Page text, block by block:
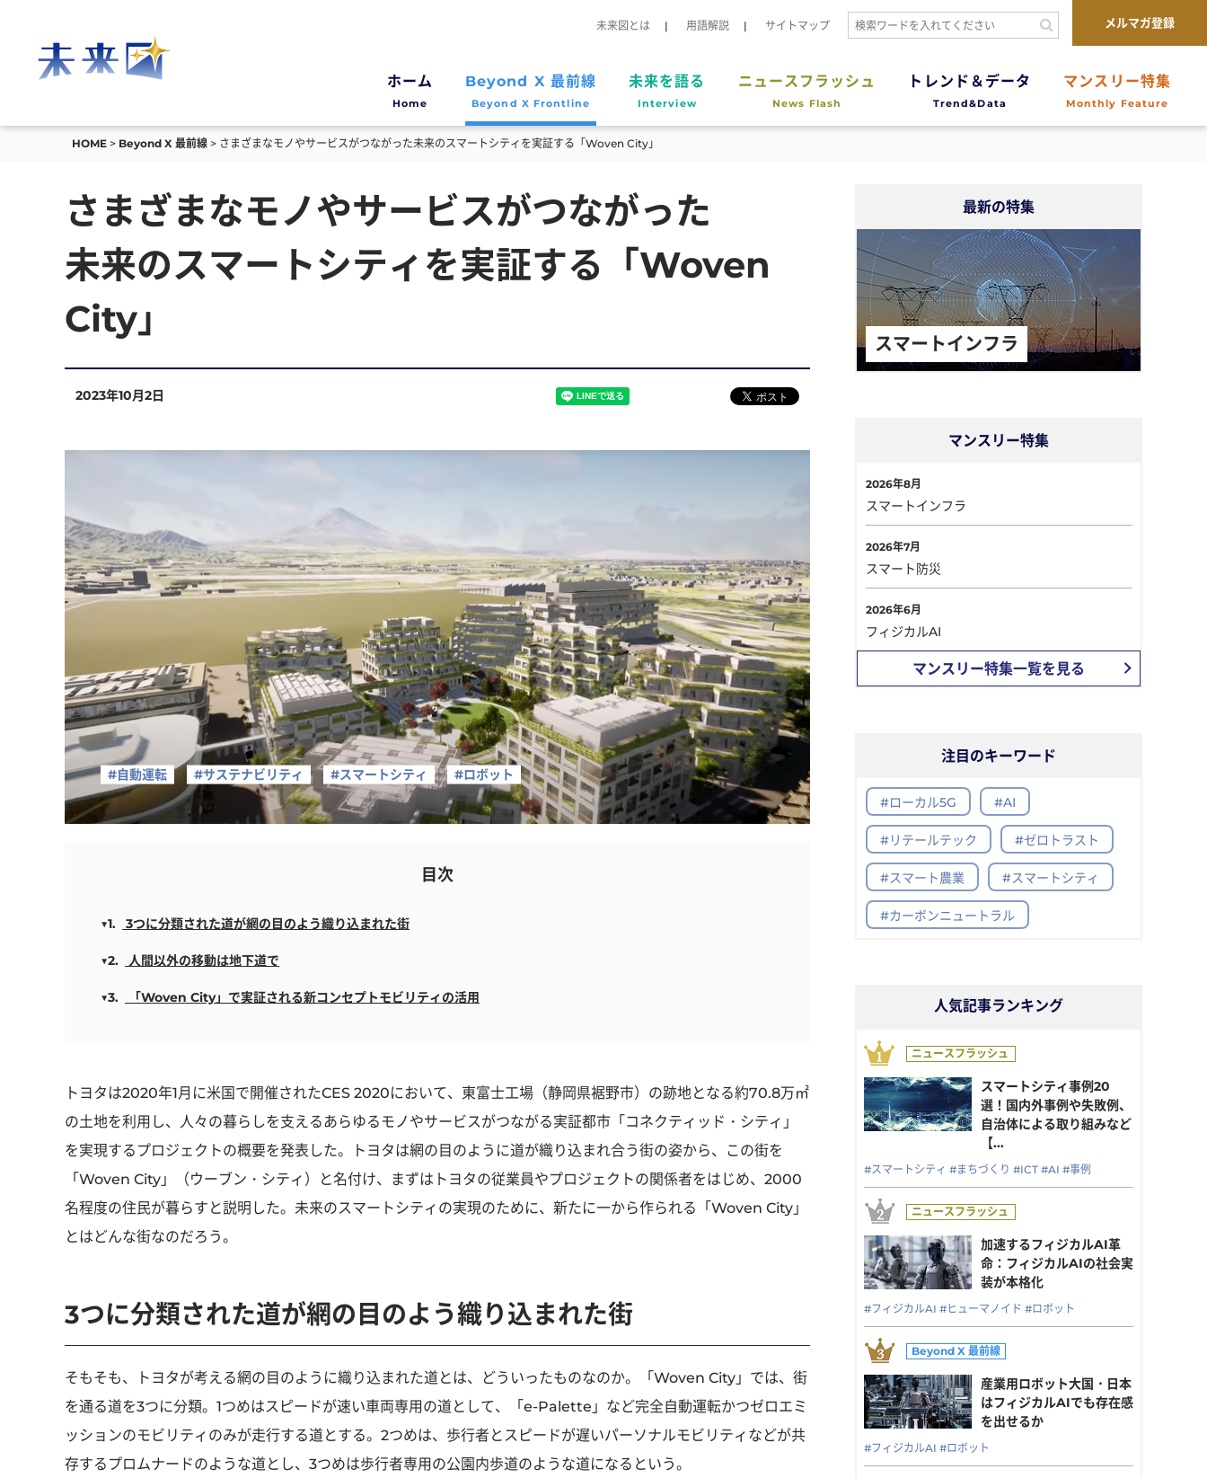
未来図とは 用語解説 サイトマップ メルマガ登録
ホーム
Home
Beyond X 最前線
Beyond X Frontline
未来を語る
Interview
ニュースフラッシュ
News Flash
トレンド＆データ
Trend&Data
マンスリー特集
Monthly Feature
HOME Beyond X 最前線 さまざまなモノやサービスがつながった未来のスマートシティを実証する「Woven City」
さまざまなモノやサービスがつながった
未来のスマートシティを実証する「Woven
City」
2023年10月2日
#自動運転 #サステナビリティ #スマートシティ #ロボット
目次
3つに分類された道が網の目のよう織り込まれた街
人間以外の移動は地下道で
「Woven City」で実証される新コンセプトモビリティの活用
トヨタは2020年1月に米国で開催されたCES 2020において、東富士工場（静岡県裾野市）の跡地となる約70.8万㎡
の土地を利用し、人々の暮らしを支えるあらゆるモノやサービスがつながる実証都市「コネクティッド・シティ」
を実現するプロジェクトの概要を発表した。トヨタは網の目のように道が織り込まれ合う街の姿から、この街を
「Woven City」（ウーブン・シティ）と名付け、まずはトヨタの従業員やプロジェクトの関係者をはじめ、2000
名程度の住民が暮らすと説明した。未来のスマートシティの実現のために、新たに一から作られる「Woven City」
とはどんな街なのだろう。
3つに分類された道が網の目のよう織り込まれた街
そもそも、トヨタが考える網の目のように織り込まれた道とは、どういったものなのか。「Woven City」では、街
を通る道を3つに分類。1つめはスピードが速い車両専用の道として、「e-Palette」など完全自動運転かつゼロエミ
ッションのモビリティのみが走行する道とする。2つめは、歩行者とスピードが遅いパーソナルモビリティなどが共
存するプロムナードのような道とし、3つめは歩行者専用の公園内歩道のような道になるという。
最新の特集
スマートインフラ
マンスリー特集
2026年8月
スマートインフラ
2026年7月
スマート防災
2026年6月
フィジカルAI
マンスリー特集一覧を見る
注目のキーワード
#ローカル5G #AI
#リテールテック #ゼロトラスト
#スマート農業 #スマートシティ
#カーボンニュートラル
人気記事ランキング
スマートシティ事例20
選！国内外事例や失敗例、
自治体による取り組みなど
【...
#スマートシティ #まちづくり #ICT #AI #事例
加速するフィジカルAI革
命：フィジカルAIの社会実
装が本格化
#フィジカルAI #ヒューマノイド #ロボット
産業用ロボット大国・日本
はフィジカルAIでも存在感
を出せるか
#フィジカルAI #ロボット